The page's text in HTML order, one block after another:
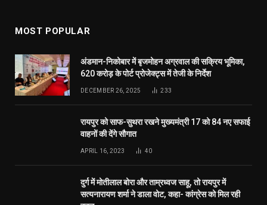
MOST POPULAR
अंडमान-निकोबार में बृजमोहन अग्रवाल की सक्रिय भूमिका,
620 करोड़ के पोर्ट प्रोजेक्ट्स में तेजी के निर्देश
DECEMBER 26, 2025 233
रायपुर को साफ-सुथरा रखने मुख्यमंत्री 17 को 84 नए सफाई
वाहनों की देंगे सौगात
APRIL 16, 2023 40
दुर्ग में मोतीलाल बोरा और ताम्रध्वज साहू, तो रायपुर में
सत्यनारायण शर्मा ने डाला वोट, कहा- कांग्रेस को मिल रही